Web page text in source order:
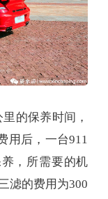
的保养时间，
用后，一台911
，所需要的机
滤的费用为300